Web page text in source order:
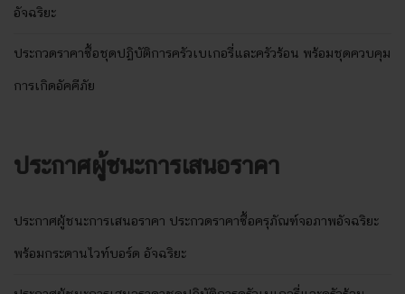
อัจฉริยะ
ประกวดราคาซื้อชุดปฏิบัติการครัวเบเกอรี่และครัวร้อน พร้อมชุดควบคุม
การเกิดอัคคีภัย
ประกาศผู้ชนะการเสนอราคา
ประกาศผู้ชนะการเสนอราคา ประกวดราคาซื้อครุภัณฑ์จอภาพอัจฉริยะ
พร้อมกระดานไวท์บอร์ด อัจฉริยะ